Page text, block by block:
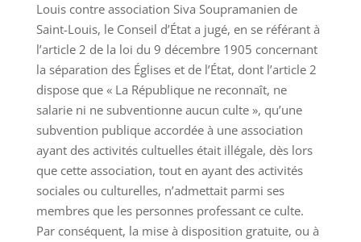
Louis contre association Siva Soupramanien de
Saint-Louis, le Conseil d’État a jugé, en se référant à
l’article 2 de la loi du 9 décembre 1905 concernant
la séparation des Églises et de l’État, dont l’article 2
dispose que « La République ne reconnaît, ne
salarie ni ne subventionne aucun culte », qu’une
subvention publique accordée à une association
ayant des activités cultuelles était illégale, dès lors
que cette association, tout en ayant des activités
sociales ou culturelles, n’admettait parmi ses
membres que les personnes professant ce culte.
Par conséquent, la mise à disposition gratuite, ou à